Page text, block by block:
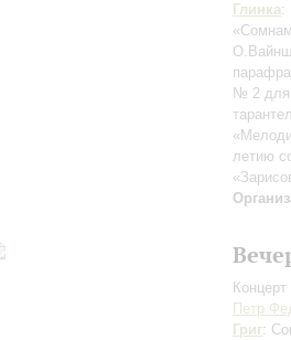
Глинка:
№ 2 для
летию
Петр
Григ: